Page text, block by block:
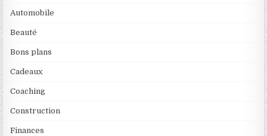
Automobile
Beauté
Bons plans
Cadeaux
Coaching
Construction
Finances